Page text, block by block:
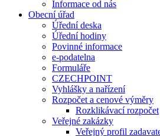
Informace od nás
Obecní úřad
Úřední deska
Úřední hodiny
Povinné informace
e-podatelna
Formuláře
CZECHPOINT
Vyhlášky a nařízení
Rozpočet a cenové výměry
Rozklikávací rozpočet
Veřejné zakázky
Veřejný profil